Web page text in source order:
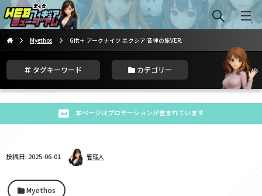
Myethos Gift＋ アークナイツ エクシア 音律の旅VER.
タグキーワード カテゴリー
本ページはプロモーションが含まれています
投稿日: 2025-06-01 管理人
Myethos